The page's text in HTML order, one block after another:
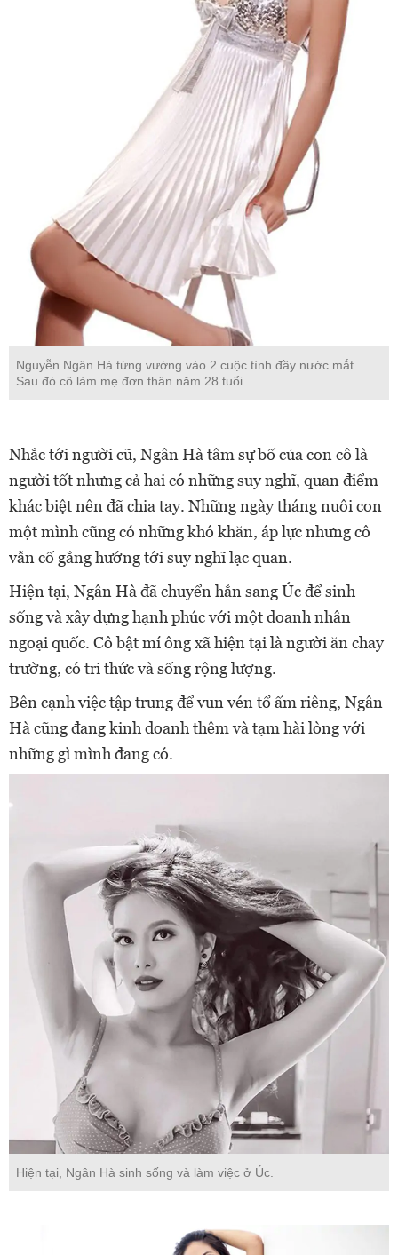
Nguyễn Ngân Hà từng vướng vào 2 cuộc tình đầy nước mắt.
Sau đó cô làm mẹ đơn thân năm 28 tuổi.
Nhắc tới người cũ, Ngân Hà tâm sự bố của con cô là
người tốt nhưng cả hai có những suy nghĩ, quan điểm
khác biệt nên đã chia tay. Những ngày tháng nuôi con
một mình cũng có những khó khăn, áp lực nhưng cô
vẫn cố gắng hướng tới suy nghĩ lạc quan.
Hiện tại, Ngân Hà đã chuyển hẳn sang Úc để sinh
sống và xây dựng hạnh phúc với một doanh nhân
ngoại quốc. Cô bật mí ông xã hiện tại là người ăn chay
trường, có tri thức và sống rộng lượng.
Bên cạnh việc tập trung để vun vén tổ ấm riêng, Ngân
Hà cũng đang kinh doanh thêm và tạm hài lòng với
những gì mình đang có.
Hiện tại, Ngân Hà sinh sống và làm việc ở Úc.